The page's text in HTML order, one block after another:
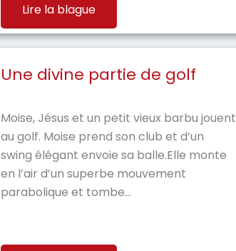
Lire la blague
Une divine partie de golf
Moise, Jésus et un petit vieux barbu jouent
au golf. Moise prend son club et d’un
swing élégant envoie sa balle.Elle monte
en l’air d’un superbe mouvement
parabolique et tombe...